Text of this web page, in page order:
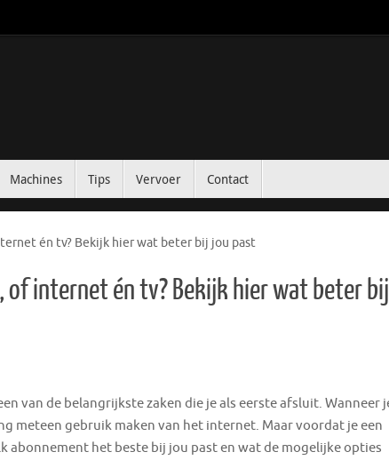
Machines Tips Vervoer Contact
én tv? Bekijk hier wat beter bij jou past
internet én tv? Bekijk hier wat beter bij
van de belangrijkste zaken die je als eerste afsluit. Wanneer
meteen gebruik maken van het internet. Maar voordat je een
het beste bij jou past en wat de mogelijke opties